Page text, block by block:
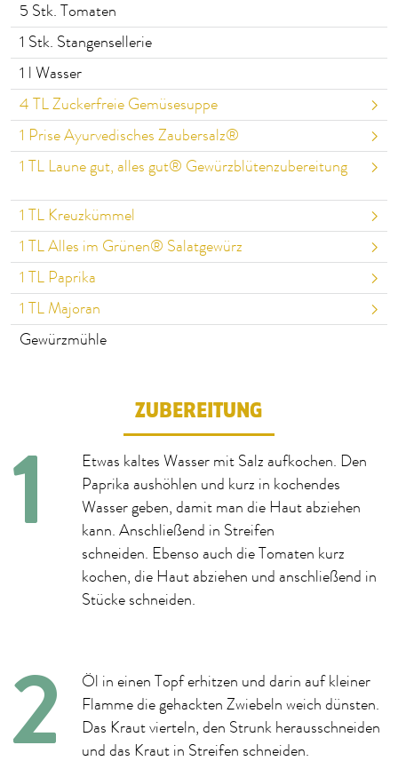
5 Stk. Tomaten
1 Stk. Stangensellerie
1 l Wasser
4 TL Zuckerfreie Gemüsesuppe
1 Prise Ayurvedisches Zaubersalz®
1 TL Laune gut, alles gut® Gewürzblütenzubereitung
1 TL Kreuzkümmel
1 TL Alles im Grünen® Salatgewürz
1 TL Paprika
1 TL Majoran
Gewürzmühle
ZUBEREITUNG
Etwas kaltes Wasser mit Salz aufkochen. Den
Paprika aushöhlen und kurz in kochendes
Wasser geben, damit man die Haut abziehen
kann. Anschließend in Streifen
schneiden. Ebenso auch die Tomaten kurz
kochen, die Haut abziehen und anschließend in
Stücke schneiden.
Öl in einen Topf erhitzen und darin auf kleiner
Flamme die gehackten Zwiebeln weich dünsten.
Das Kraut vierteln, den Strunk herausschneiden
und das Kraut in Streifen schneiden.